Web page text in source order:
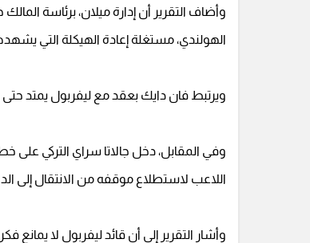
وأضاف التقرير أن إدارة ميلان، برئاسة
الهولندي، مستغلة إعادة الهيكلة التي
ويرتبط فان دايك بعقد مع ليفربول يمتد حتى صيف 2027، ما يجعل أي مفاوضات محتملة مرهونة بموافقة
وفي المقابل، دخل جالاتا سراي التركي
اللاعب لاستطلاع موقفه من الانتقال إلى
وأشار التقرير إلى أن قائد ليفربول لا